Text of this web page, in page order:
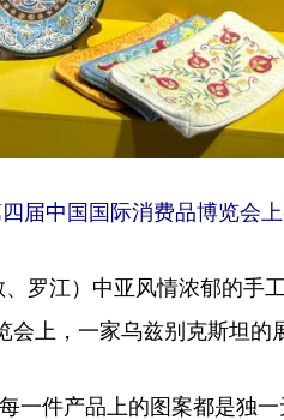
中国国际消费品博览会
江）中亚风情浓郁的手
上，一家乌兹别克斯坦的
件产品上的图案都是独一